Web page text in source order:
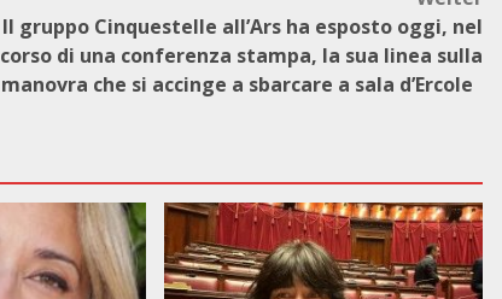
Il gruppo Cinquestelle all’Ars ha esposto oggi, nel
corso di una conferenza stampa, la sua linea sulla
manovra che si accinge a sbarcare a sala d’Ercole